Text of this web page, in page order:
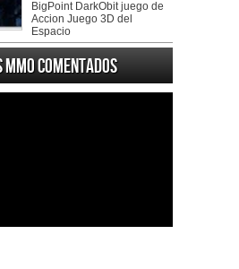
BigPoint DarkObit juego de
Accion Juego 3D del
Espacio
Comentados